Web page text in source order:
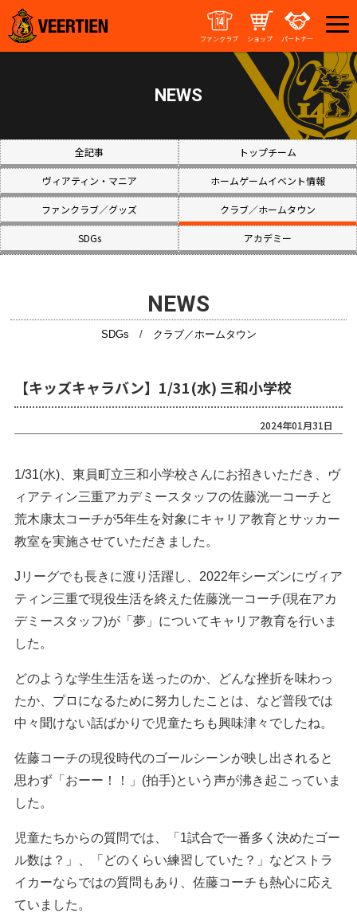
ファンクラブ ショップ パートナー
NEWS
全記事 トップチーム
ヴィアティン・マニア ホームゲームイベント情報
ファンクラブ／グッズ クラブ／ホームタウン
SDGs アカデミー
NEWS
SDGs / クラブ／ホームタウン
【キッズキャラバン】1/31(水) 三和小学校
2024年01月31日
1/31(水)、東員町立三和小学校さんにお招きいただき、ヴ
ィアティン三重アカデミースタッフの佐藤洸一コーチと
荒木康太コーチが5年生を対象にキャリア教育とサッカー
教室を実施させていただきました。
Jリーグでも長きに渡り活躍し、2022年シーズンにヴィア
ティン三重で現役生活を終えた佐藤洸一コーチ(現在アカ
デミースタッフ)が「夢」についてキャリア教育を行いま
した。
どのような学生生活を送ったのか、どんな挫折を味わっ
たか、プロになるために努力したことは、など普段では
中々聞けない話ばかりで児童たちも興味津々でしたね。
佐藤コーチの現役時代のゴールシーンが映し出されると
思わず「おーー！！」(拍手)という声が沸き起こっていま
した。
児童たちからの質問では、「1試合で一番多く決めたゴー
ル数は？」、「どのくらい練習していた？」などストラ
イカーならではの質問もあり、佐藤コーチも熱心に応え
ていました。